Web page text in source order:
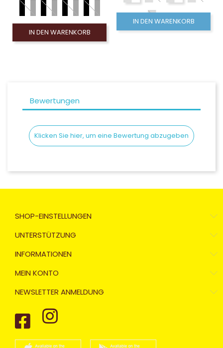
IN DEN WARENKORB
IN DEN WARENKORB
Bewertungen
Klicken Sie hier, um eine Bewertung abzugeben
SHOP-EINSTELLUNGEN
UNTERSTÜTZUNG
INFORMATIONEN
MEIN KONTO
NEWSLETTER ANMELDUNG